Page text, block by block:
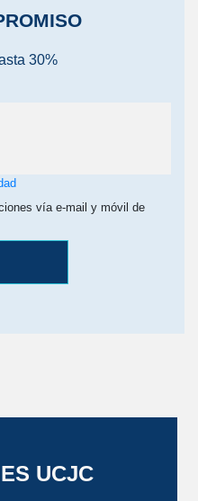
30%
vía e-mail y móvil de
UCJC